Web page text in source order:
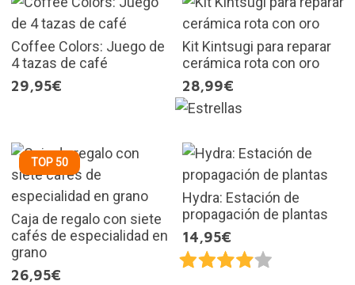
Coffee Colors: Juego de
4 tazas de café
29,95€
Kit Kintsugi para reparar
cerámica rota con oro
28,99€
TOP 50
Caja de regalo con siete
cafés de especialidad en
grano
26,95€
Hydra: Estación de
propagación de plantas
14,95€